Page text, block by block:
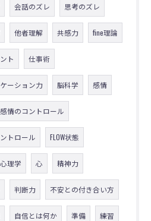
会話のズレ 思考のズレ
他者理解 共感力 fine理論
ト 仕事術
ーション力 脳科学 感情
感情のコントロール
トロール FLOW状態
理学 心 精神力
判断力 不安との付き合い方
自信とは何か 準備 練習